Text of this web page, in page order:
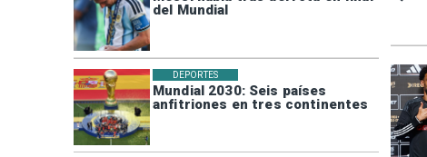
del Mundial
Mundial 2030: Seis países
anfitriones en tres continentes
DEPORTES